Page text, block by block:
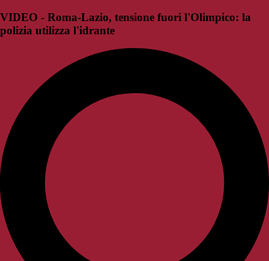
VIDEO - Roma-Lazio, tensione fuori l'Olimpico: la
polizia utilizza l'idrante